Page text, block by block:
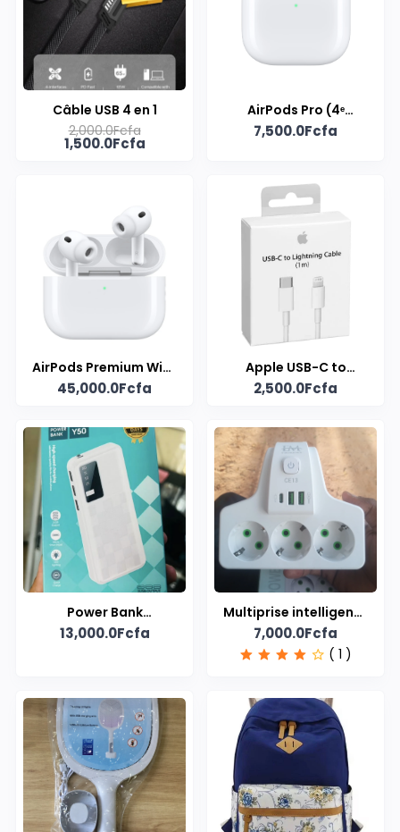
Câble USB 4 en 1
2,000.0Fcfa
1,500.0Fcfa
AirPods Pro (4ᵉ
génération)
7,500.0Fcfa
AirPods Premium With
ANC
45,000.0Fcfa
Apple USB-C to
Lightning Cable (1 m)
2,500.0Fcfa
Power Bank
50 000 mAh
13,000.0Fcfa
Multiprise intelligente
EC13
7,000.0Fcfa
( 1 )